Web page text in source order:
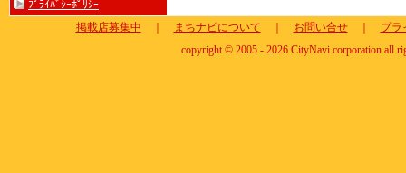
ﾌﾟﾗｲﾊﾞｼｰﾎﾟﾘｼｰ
掲載店募集中 まちナビについて お問い合せ｜
プラ
copyright © 2005 - 2026 CityNavi corporation all